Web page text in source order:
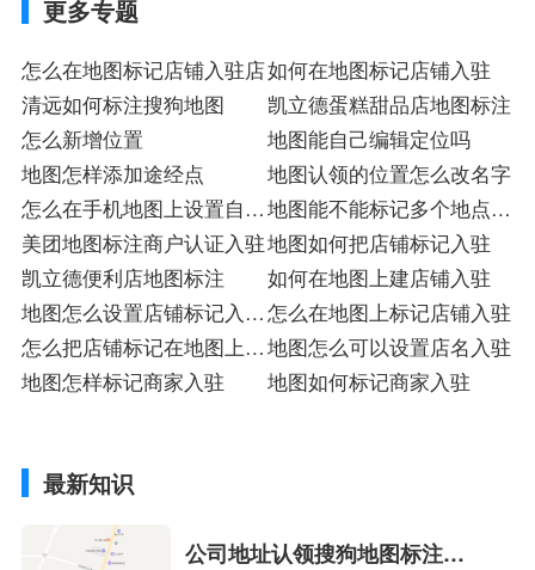
更多专题
怎么在地图标记店铺入驻店如何在地图标记店铺入驻
清远如何标注搜狗地图
凯立德蛋糕甜品店地图标注
怎么新增位置
地图能自己编辑定位吗
地图怎样添加途经点
地图认领的位置怎么改名字
怎么在手机地图上设置自己
公司的位置
地图能不能标记多个地点入
驻
美团地图标注商户认证入驻地图如何把店铺标记入驻
凯立德便利店地图标注
如何在地图上建店铺入驻
地图怎么设置店铺标记入驻
店
怎么在地图上标记店铺入驻
怎么把店铺标记在地图上入
驻
地图怎么可以设置店名入驻
地图怎样标记商家入驻
地图如何标记商家入驻
最新知识
公司地址认领搜狗地图标注多